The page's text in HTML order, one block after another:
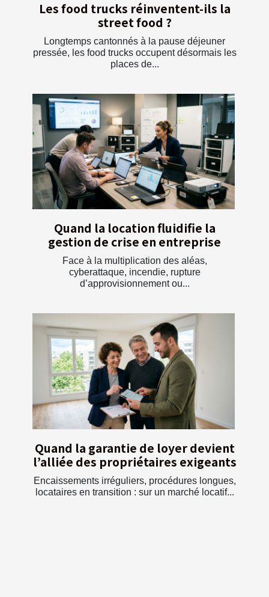
Les food trucks réinventent-ils la
street food ?
Longtemps cantonnés à la pause déjeuner
pressée, les food trucks occupent désormais les
places de...
Quand la location fluidifie la
gestion de crise en entreprise
Face à la multiplication des aléas,
cyberattaque, incendie, rupture
d’approvisionnement ou...
Quand la garantie de loyer devient
l’alliée des propriétaires exigeants
Encaissements irréguliers, procédures longues,
locataires en transition : sur un marché locatif...